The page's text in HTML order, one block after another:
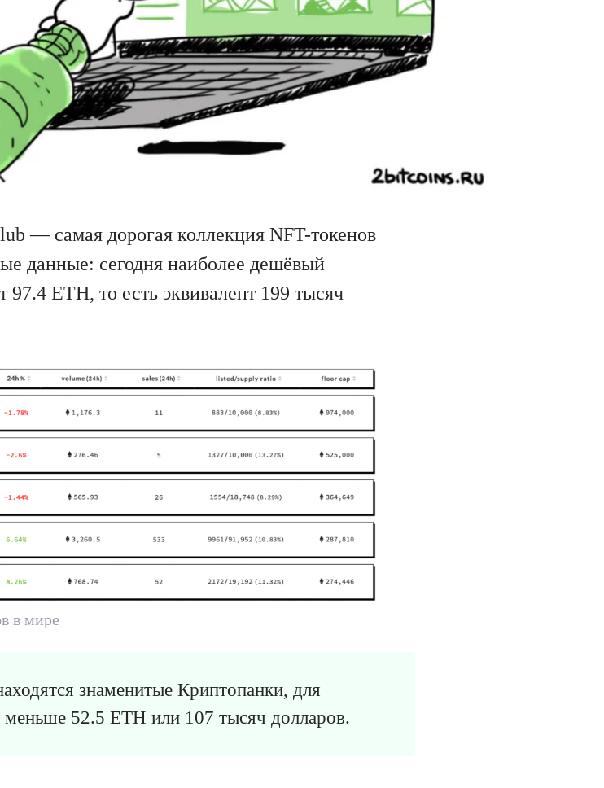
— самая дорогая коллекция NFT-токенов
данные: сегодня наиболее дешёвый
97.4 ETH, то есть эквивалент 199 тысяч
в мире
знаменитые Криптопанки, для
52.5 ETH или 107 тысяч долларов.